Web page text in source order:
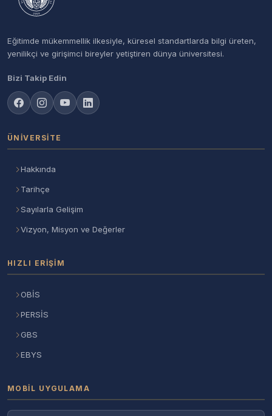
Eğitimde mükemmellik ilkesiyle, küresel standartlarda bilgi üreten,
yenilikçi ve girişimci bireyler yetiştiren dünya üniversitesi.
Bizi Takip Edin
ÜNIVERSITE
Hakkında
Tarihçe
Sayılarla Gelişim
Vizyon, Misyon ve Değerler
HIZLI ERIŞIM
OBİS
PERSİS
GBS
EBYS
MOBIL UYGULAMA